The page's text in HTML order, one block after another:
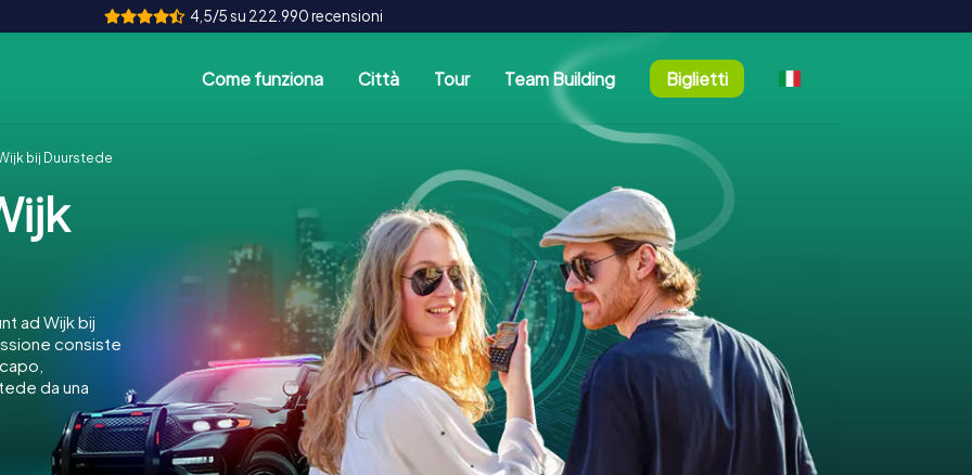
4,5/5 su 222.990 recensioni
Come funziona Città Tour Team Building Biglietti
bij Duurstede
ad Wijk bij
consiste
da una